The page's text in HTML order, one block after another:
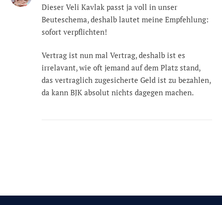
Dieser Veli Kavlak passt ja voll in unser
Beuteschema, deshalb lautet meine Empfehlung:
sofort verpflichten!
Vertrag ist nun mal Vertrag, deshalb ist es
irrelavant, wie oft jemand auf dem Platz stand,
das vertraglich zugesicherte Geld ist zu bezahlen,
da kann BJK absolut nichts dagegen machen.